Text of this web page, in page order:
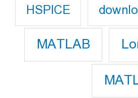
HSPICE
MATLAB